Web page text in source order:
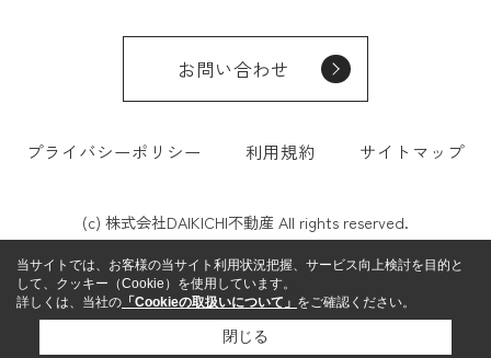
お問い合わせ
プライバシーポリシー 利用規約 サイトマップ
(c) 株式会社DAIKICHI不動産 All rights reserved.
当サイトでは、お客様の当サイト利用状況把握、サービス向上検討を目的と
して、クッキー（Cookie）を使用しています。
詳しくは、当社の 「Cookieの取扱いについて」 をご確認ください。
閉じる